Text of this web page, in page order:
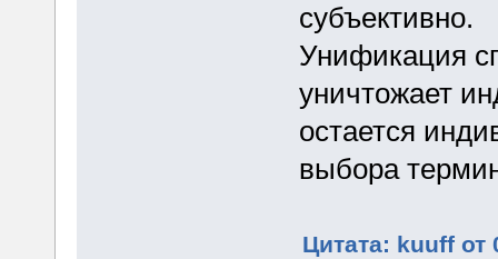
субъективно.
Унификация
уничтожает
остается
выбора
Цитата: kuuff от